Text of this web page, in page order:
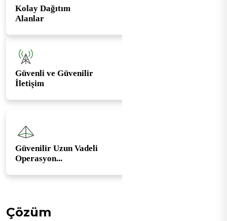
Kolay Dağıtım
Alanlar
Güvenli ve Güvenilir
İletişim
Güvenilir Uzun Vadeli
Operasyon...
Çözüm